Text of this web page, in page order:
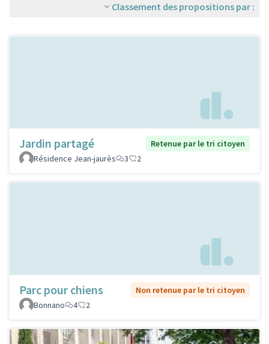
Classement des propositions par :
Jardin partagé
Retenue par le tri citoyen
Résidence Jean-jaurès
3 2
Parc pour chiens
Non retenue par le tri citoyen
Bonnano
4 2